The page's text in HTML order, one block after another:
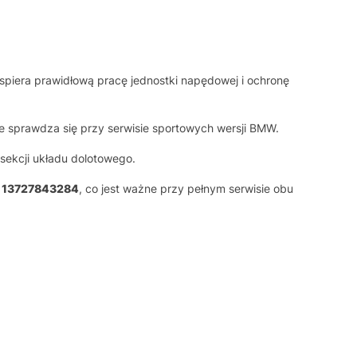
prawidłową pracę jednostki napędowej i ochronę
się przy serwisie sportowych wersji BMW.
układu dolotowego.
13727843284, co jest ważne przy pełnym serwisie obu